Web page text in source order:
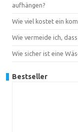
aufhängen?
Wie viel kostet ein
Wie vermeide ich,
Wie sicher ist eine
Bestseller